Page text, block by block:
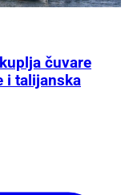
čuvare
i talijanska